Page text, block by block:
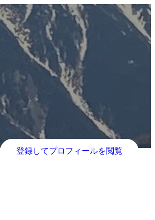
登録してプロフィールを閲覧